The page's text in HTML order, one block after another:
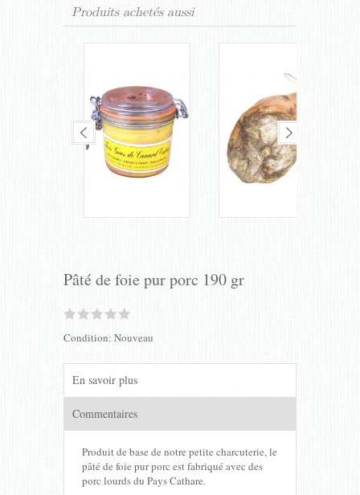
Produits achetés aussi
Pâté de foie pur porc 190 gr
Condition: Nouveau
En savoir plus
Commentaires
Produit de base de notre petite charcuterie, le
pâté de foie pur porc est fabriqué avec des
porc lourds du Pays Cathare.